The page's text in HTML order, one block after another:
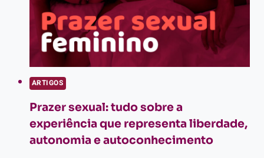
ARTIGOS
Prazer sexual: tudo sobre a
experiência que representa liberdade,
autonomia e autoconhecimento